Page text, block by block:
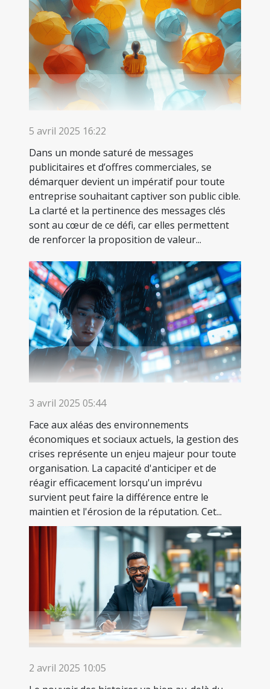
5 avril 2025 16:22
Dans un monde saturé de messages
publicitaires et d’offres commerciales, se
démarquer devient un impératif pour toute
entreprise souhaitant captiver son public cible.
La clarté et la pertinence des messages clés
sont au cœur de ce défi, car elles permettent
de renforcer la proposition de valeur...
3 avril 2025 05:44
Face aux aléas des environnements
économiques et sociaux actuels, la gestion des
crises représente un enjeu majeur pour toute
organisation. La capacité d'anticiper et de
réagir efficacement lorsqu'un imprévu
survient peut faire la différence entre le
maintien et l'érosion de la réputation. Cet...
2 avril 2025 10:05